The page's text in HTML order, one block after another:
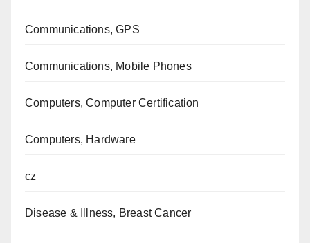
Communications, GPS
Communications, Mobile Phones
Computers, Computer Certification
Computers, Hardware
cz
Disease & Illness, Breast Cancer